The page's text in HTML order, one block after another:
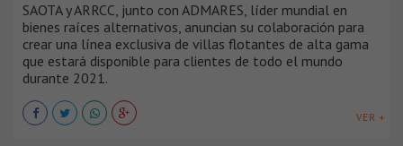
SAOTA y ARRCC, junto con ADMARES, líder mundial en
bienes raíces alternativos, anuncian su colaboración para
crear una línea exclusiva de villas flotantes de alta gama
que estará disponible para clientes de todo el mundo
durante 2021.
VER +